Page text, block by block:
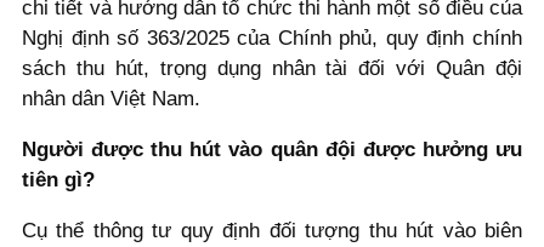
chi tiết và hướng dẫn tổ chức thi hành một số điều của
Nghị định số 363/2025 của Chính phủ, quy định chính
sách thu hút, trọng dụng nhân tài đối với Quân đội
nhân dân Việt Nam.
Người được thu hút vào quân đội được hưởng ưu
tiên gì?
Cụ thể thông tư quy định đối tượng thu hút vào biên